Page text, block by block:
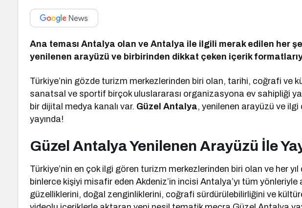
Ana teması Antalya olan ve Antalya ile ilgili merak edilen her
yenilenen arayüzü ve birbirinden dikkat çeken içerik
Türkiye’nin gözde turizm merkezlerinden biri olan, tarihi, coğrafi ve
sanatsal ve sportif birçok uluslararası organizasyona ev sahipliği
bir dijital medya kanalı var. Güzel Antalya, yenilenen arayüzü ve
yayında!
Güzel Antalya Yenilenen Arayüzü İle
Türkiye’nin en çok ilgi gören turizm merkezlerinden biri olan ve her
binlerce kişiyi misafir eden Akdeniz’in incisi Antalya’yı tüm yönleriyle
güzelliklerini, doğal zenginliklerini, coğrafi sürdürülebilirliğini ve